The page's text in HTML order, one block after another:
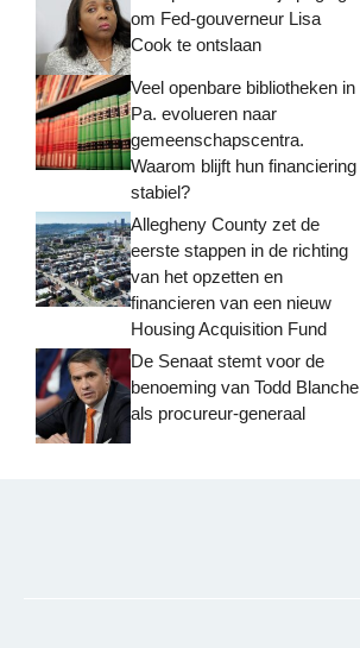
om Fed-gouverneur Lisa
Cook te ontslaan
Veel openbare bibliotheken in
Pa. evolueren naar
gemeenschapscentra.
Waarom blijft hun financiering
stabiel?
Allegheny County zet de
eerste stappen in de richting
van het opzetten en
financieren van een nieuw
Housing Acquisition Fund
De Senaat stemt voor de
benoeming van Todd Blanche
als procureur-generaal